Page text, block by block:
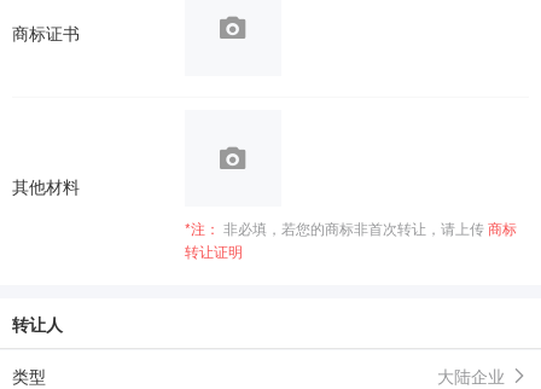
商标证书
其他材料
*注： 非必填，若您的商标非首次转让，请上传商标
转让证明
转让人
类型 大陆企业